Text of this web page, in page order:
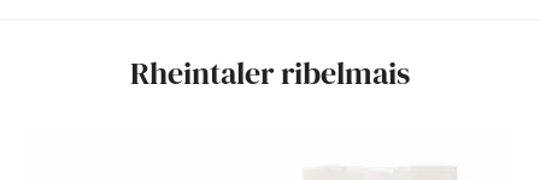
www.guidedesaliments.comRheintaler ribelmais